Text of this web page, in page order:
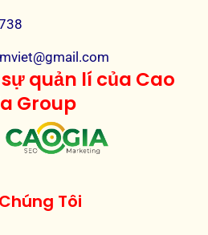
quản lí của Cao
Group
Tôi